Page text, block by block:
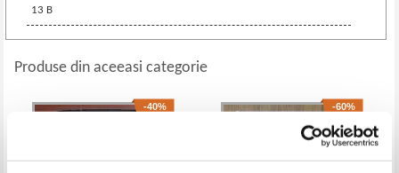
13 B
Produse din aceeasi categorie
-40% -60%